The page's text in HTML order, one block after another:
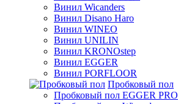
Винил Wicanders
Винил Disano Haro
Винил WINEO
Винил UNILIN
Винил KRONOstep
Винил EGGER
Винил PORFLOOR
Пробковый пол
Пробковый пол EGGER PRO